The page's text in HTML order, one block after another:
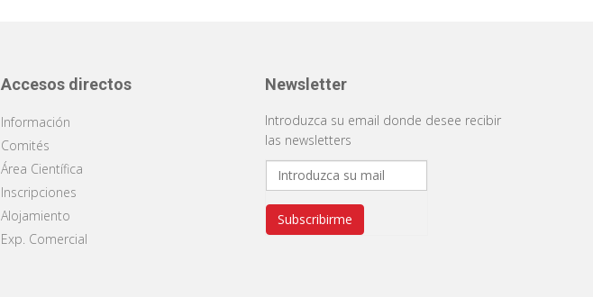
Accesos directos
Información
Comités
Área Científica
Inscripciones
Alojamiento
Exp. Comercial
Newsletter
Introduzca su email donde desee recibir
las newsletters
Subscribirme